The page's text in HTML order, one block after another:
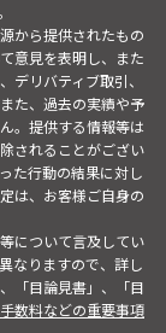
から提供されたもの
意見を表明し、また
デリバティブ取引、
た、過去の実績や予
。提供する情報等は
されることがござい
た行動の結果に対し
は、お客様ご自身の
について言及してい
なりますので、詳し
「目論見書」、「目
数料などの重要事項